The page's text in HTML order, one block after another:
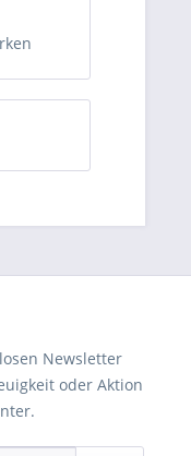
Newsletter
oder Aktion